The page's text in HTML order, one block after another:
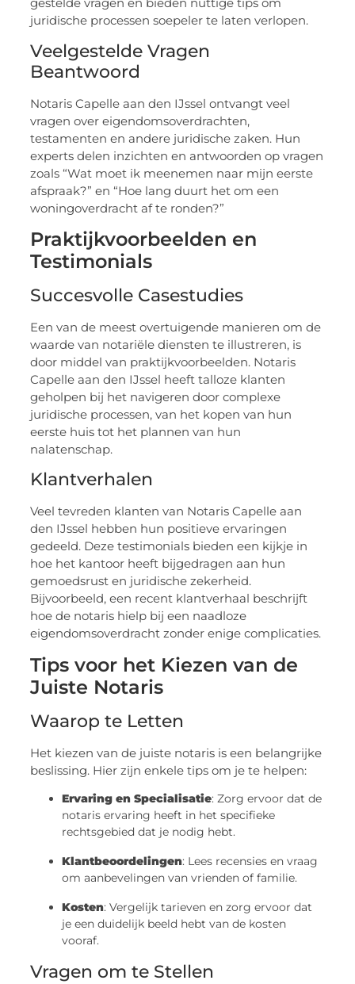
juridische processen soepeler te laten verlopen.
Veelgestelde Vragen
Beantwoord
Notaris Capelle aan den IJssel ontvangt veel
vragen over eigendomsoverdrachten,
testamenten en andere juridische zaken. Hun
experts delen inzichten en antwoorden op vragen
zoals “Wat moet ik meenemen naar mijn eerste
afspraak?” en “Hoe lang duurt het om een
woningoverdracht af te ronden?”
Praktijkvoorbeelden en
Testimonials
Succesvolle Casestudies
Een van de meest overtuigende manieren om de
waarde van notariële diensten te illustreren, is
door middel van praktijkvoorbeelden. Notaris
Capelle aan den IJssel heeft talloze klanten
geholpen bij het navigeren door complexe
juridische processen, van het kopen van hun
eerste huis tot het plannen van hun
nalatenschap.
Klantverhalen
Veel tevreden klanten van Notaris Capelle aan
den IJssel hebben hun positieve ervaringen
gedeeld. Deze testimonials bieden een kijkje in
hoe het kantoor heeft bijgedragen aan hun
gemoedsrust en juridische zekerheid.
Bijvoorbeeld, een recent klantverhaal beschrijft
hoe de notaris hielp bij een naadloze
eigendomsoverdracht zonder enige complicaties.
Tips voor het Kiezen van de
Juiste Notaris
Waarop te Letten
Het kiezen van de juiste notaris is een belangrijke
beslissing. Hier zijn enkele tips om je te helpen:
Ervaring en Specialisatie: Zorg ervoor dat de
notaris ervaring heeft in het specifieke
rechtsgebied dat je nodig hebt.
Klantbeoordelingen: Lees recensies en vraag
om aanbevelingen van vrienden of familie.
Kosten: Vergelijk tarieven en zorg ervoor dat
je een duidelijk beeld hebt van de kosten
vooraf.
Vragen om te Stellen